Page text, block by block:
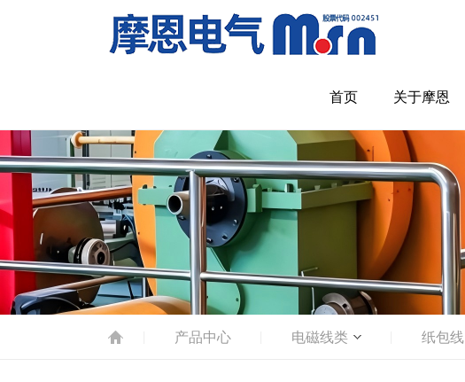
首页 关于摩恩
产品中心 电磁线类 纸包线